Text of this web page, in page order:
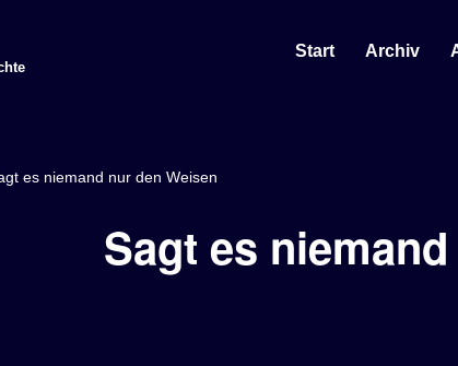
Start Archiv
es niemand nur den Weisen
Sagt es